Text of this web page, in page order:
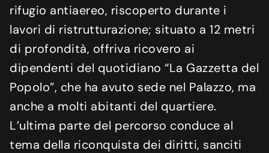
rifugio antiaereo, riscoperto durante i
lavori di ristrutturazione; situato a 12 metri
di profondità, offriva ricovero ai
dipendenti del quotidiano “La Gazzetta del
Popolo”, che ha avuto sede nel Palazzo, ma
anche a molti abitanti del quartiere.
L’ultima parte del percorso conduce al
tema della riconquista dei diritti, sanciti